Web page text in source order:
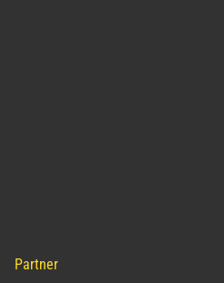
Partner